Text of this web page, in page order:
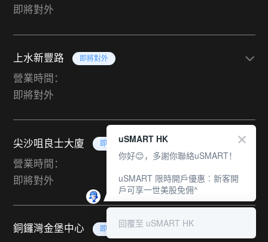
即將對外
上水新豐路 即將對外
營業時間：
即將對外
尖沙咀良士大廈 即將對外
營業時間：
即將對外
銅鑼灣金堡中心 即將對外
uSMART HK
你好😊，多謝你聯絡uSMART！
uSMART 限時開戶優惠︰新客開
戶可享一世美股免佣^
回覆至 uSMART HK